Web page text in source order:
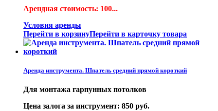
Арендная стоимость: 100...
Условия аренды
Перейти в корзинуПерейти в карточку товара
Аренда инструмента. Шпатель средний прямой короткий
Для монтажа гарпунных потолков
Цена залога за инструмент: 850 руб.